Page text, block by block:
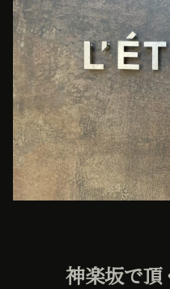
神楽坂で頂